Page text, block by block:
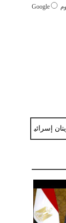
Google